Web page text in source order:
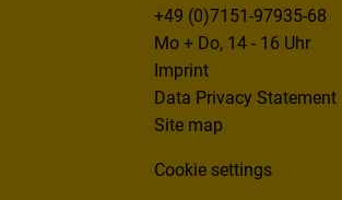
+49 (0)7151-97935-68
Mo + Do, 14 - 16 Uhr
Imprint
Data Privacy Statement
Site map
Cookie settings